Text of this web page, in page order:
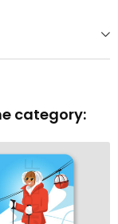
category: